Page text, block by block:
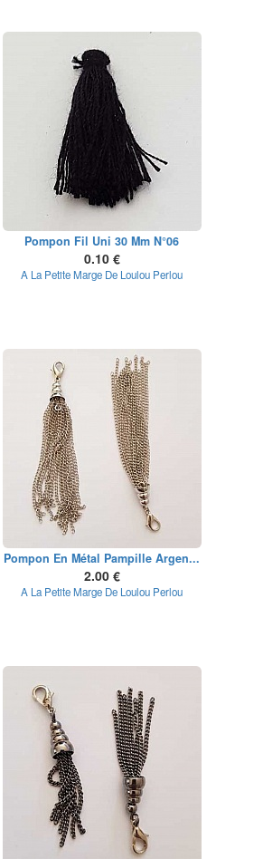
Pompon Fil Uni 30 Mm N°06
0.10 €
A La Petite Marge De Loulou Perlou
Pompon En Métal Pampille Argen...
2.00 €
A La Petite Marge De Loulou Perlou